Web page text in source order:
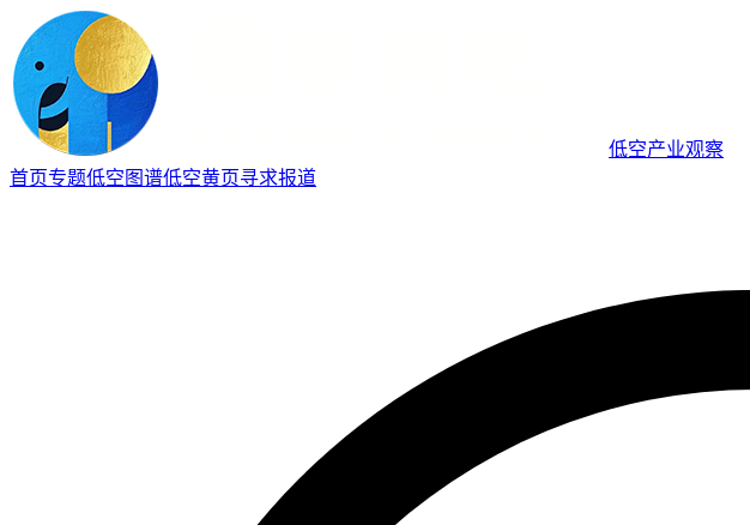
低空产业观察
首页专题低空图谱低空黄页寻求报道